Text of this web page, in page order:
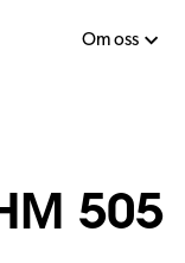
Om oss
505